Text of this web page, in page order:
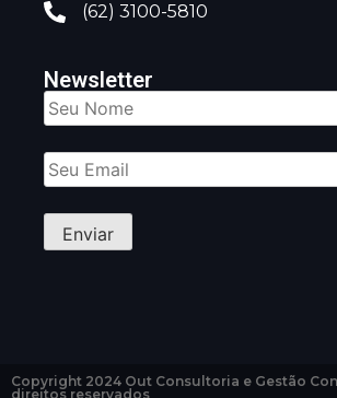
(62) 3100-5810
Newsletter
Copyright 2024 Out Consultoria e Gestão
direitos reservados